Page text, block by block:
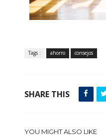
Tags : ahorro consejos
SHARE THIS
YOU MIGHT ALSO LIKE